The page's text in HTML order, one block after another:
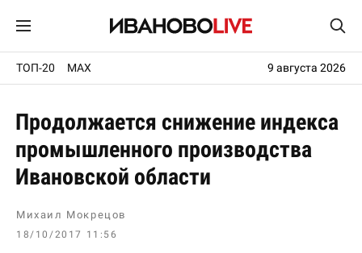
ТОП-20 MAX 9 августа 2026
Продолжается снижение индекса
промышленного производства
Ивановской области
Михаил Мокрецов
18/10/2017 11:56